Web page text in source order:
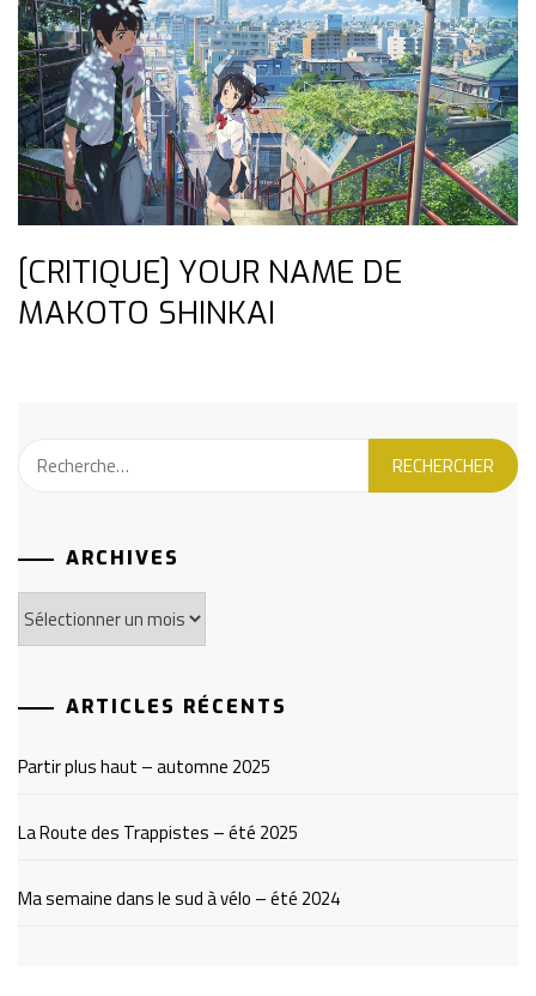
[CRITIQUE] YOUR NAME DE
MAKOTO SHINKAI
Rechercher :
ARCHIVES
Archives
ARTICLES RÉCENTS
Partir plus haut – automne 2025
La Route des Trappistes – été 2025
Ma semaine dans le sud à vélo – été 2024